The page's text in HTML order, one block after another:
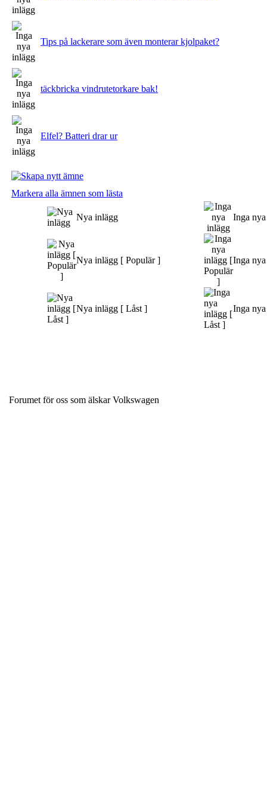
Tips på lackerare som även monterar kjolpaket?
täckbricka vindrutetorkare bak!
Elfel? Batteri drar ur
Markera alla ämnen som lästa
Nya inlägg Inga
Nya inlägg [ Populär ] Inga
Nya inlägg [ Låst ] Inga
Forumet för oss som älskar Volkswagen